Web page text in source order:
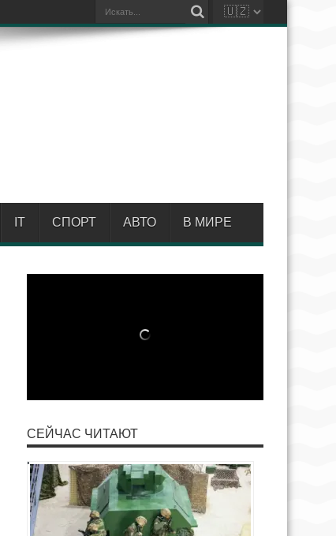
IT СПОРТ АВТО В МИРЕ
СЕЙЧАС ЧИТАЮТ